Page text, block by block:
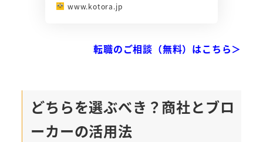
www.kotora.jp
転職のご相談（無料）はこちら＞
どちらを選ぶべき？商社とブロ
ーカーの活用法